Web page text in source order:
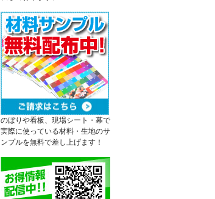
のぼりや看板、現場シート・幕で
実際に使っている材料・生地のサ
ンプルを無料で差し上げます！